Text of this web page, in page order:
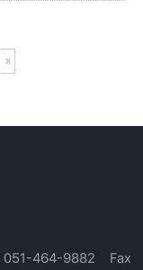
051-464-9882 Fax